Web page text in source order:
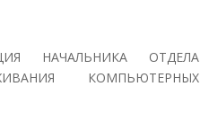
НАЧАЛЬНИКА ОТДЕЛА
КОМПЬЮТЕРНЫХ